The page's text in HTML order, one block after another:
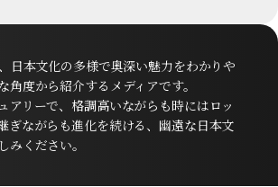
日本文化の多様で奥深い魅力をわかりや
角度から紹介するメディアです。
アリーで、格調高いながらも時にはロッ
ぎながらも進化を続ける、幽遠な日本文
みください。